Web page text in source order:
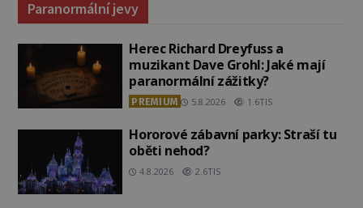
Paranormální jevy
Herec Richard Dreyfuss a
muzikant Dave Grohl: Jaké mají
paranormální zážitky?
PREMIUM 5.8.2026 1.6TIS
Hororové zábavní parky: Straší tu
oběti nehod?
4.8.2026 2.6TIS